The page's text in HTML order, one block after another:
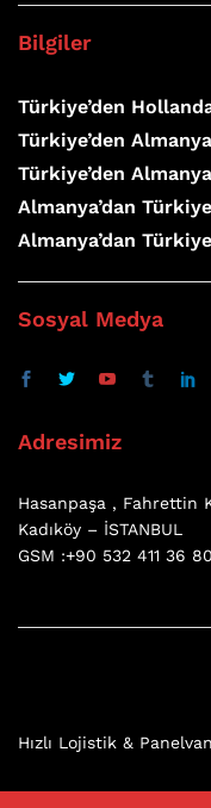
Bilgiler
Türkiye’den
Türkiye’den
Türkiye’den
Almanya’dan
Almanya’dan
Sosyal Medya
Adresimiz
Hasanpaşa , Fahrettin
Kadıköy – İSTANBUL
GSM :+90 532 411 36 80
Hızlı Lojistik &